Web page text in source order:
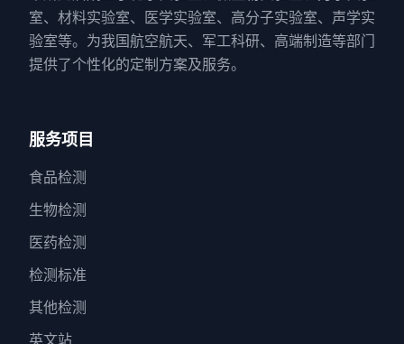
室、材料实验室、医学实验室、高分子实验室、声学实
验室等。为我国航空航天、军工科研、高端制造等部门
提供了个性化的定制方案及服务。
服务项目
食品检测
生物检测
医药检测
检测标准
其他检测
英文站